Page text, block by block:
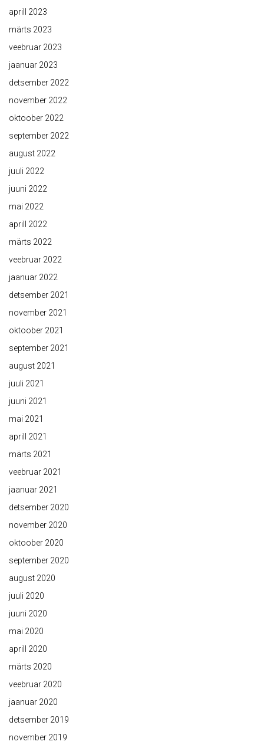
aprill 2023
märts 2023
veebruar 2023
jaanuar 2023
detsember 2022
november 2022
oktoober 2022
september 2022
august 2022
juuli 2022
juuni 2022
mai 2022
aprill 2022
märts 2022
veebruar 2022
jaanuar 2022
detsember 2021
november 2021
oktoober 2021
september 2021
august 2021
juuli 2021
juuni 2021
mai 2021
aprill 2021
märts 2021
veebruar 2021
jaanuar 2021
detsember 2020
november 2020
oktoober 2020
september 2020
august 2020
juuli 2020
juuni 2020
mai 2020
aprill 2020
märts 2020
veebruar 2020
jaanuar 2020
detsember 2019
november 2019